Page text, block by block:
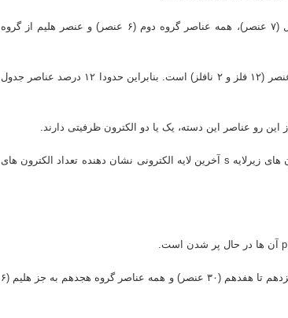
عناصر دسته s شامل همه عناصر گروه اول (۷ عنصر)، همه عناصر گروه دوم (۶ عنصر) و عنصر هلیم از گروه
پس می توان گفت دسته s کلا شامل ۱۴ عنصر (۱۲ فلز و ۲ نافلز) است. بنابراین حدودا ۱۲ درصد عناصر جدول
در حقیقت می توان گفت که تعداد الکترون های زیرلایه s آخرین لایه الکترونی نشان دهنده تعداد الکترون های
عناصر دسته p شامل همه عناصر گروه سیزدهم تا هفدهم (۳۰ عنصر) و همه عناصر گروه هجدهم به جز هلیم (۶